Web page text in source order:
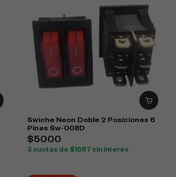
Swiche Neon Doble 2 Posiciones 6
Pines Sw-008D
$5000
3 cuotas de $1667 sin interés